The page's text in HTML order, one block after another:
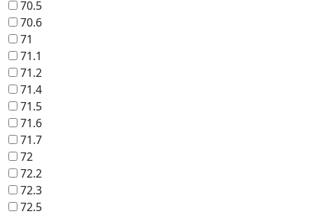
70.5
70.6
71
71.1
71.2
71.4
71.5
71.6
71.7
72
72.2
72.3
72.5